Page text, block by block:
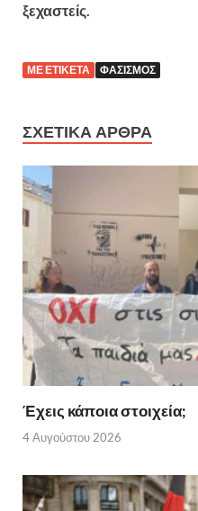
ξεχαστείς.
ΜΕ ΕΤΙΚΕΤΑ ΦΑΣΙΣΜΟΣ
ΣΧΕΤΙΚΑ ΑΡΘΡΑ
Έχεις κάποια στοιχεία;
4 Αυγούστου 2026